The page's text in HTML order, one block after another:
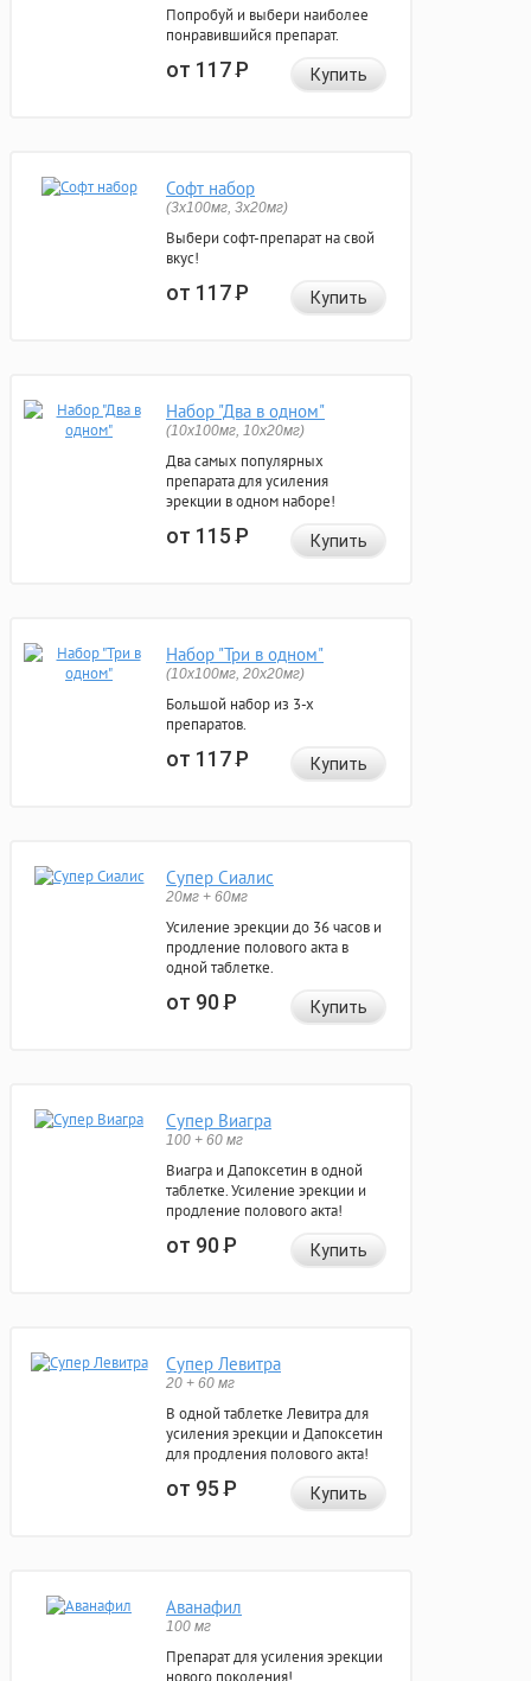
Попробуй и выбери наиболее
понравившийся препарат.
от 117Р Купить
Софт набор
(3x100мг, 3x20мг)
Выбери софт-препарат на свой
вкус!
от 117Р Купить
Набор "Два в одном"
(10x100мг, 10x20мг)
Два самых популярных
препарата для усиления
эрекции в одном наборе!
от 115Р Купить
Набор "Три в одном"
(10x100мг, 20x20мг)
Большой набор из 3-х
препаратов.
от 117Р Купить
Супер Сиалис
20мг + 60мг
Усиление эрекции до 36 часов и
продление полового акта в
одной таблетке.
от 90Р Купить
Супер Виагра
100 + 60 мг
Виагра и Дапоксетин в одной
таблетке. Усиление эрекции и
продление полового акта!
от 90Р Купить
Супер Левитра
20 + 60 мг
В одной таблетке Левитра для
усиления эрекции и Дапоксетин
для продления полового акта!
от 95Р Купить
Аванафил
100 мг
Препарат для усиления эрекции